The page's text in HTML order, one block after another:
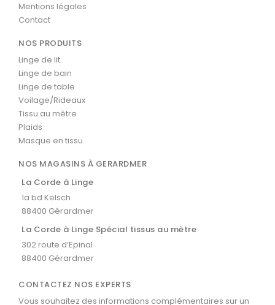
Mentions légales
Contact
NOS PRODUITS
Linge de lit
Linge de bain
Linge de table
Voilage/Rideaux
Tissu au mètre
Plaids
Masque en tissu
NOS MAGASINS À GERARDMER
La Corde à Linge
1a bd Kelsch
88400 Gérardmer
La Corde à Linge Spécial tissus au mètre
302 route d’Epinal
88400 Gérardmer
CONTACTEZ NOS EXPERTS
Vous souhaitez des informations complémentaires sur un